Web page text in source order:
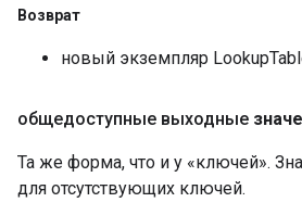
Возврат
новый экземпляр
общедоступные выходные
Та же форма, что и у «ключей».
для отсутствующих ключей.